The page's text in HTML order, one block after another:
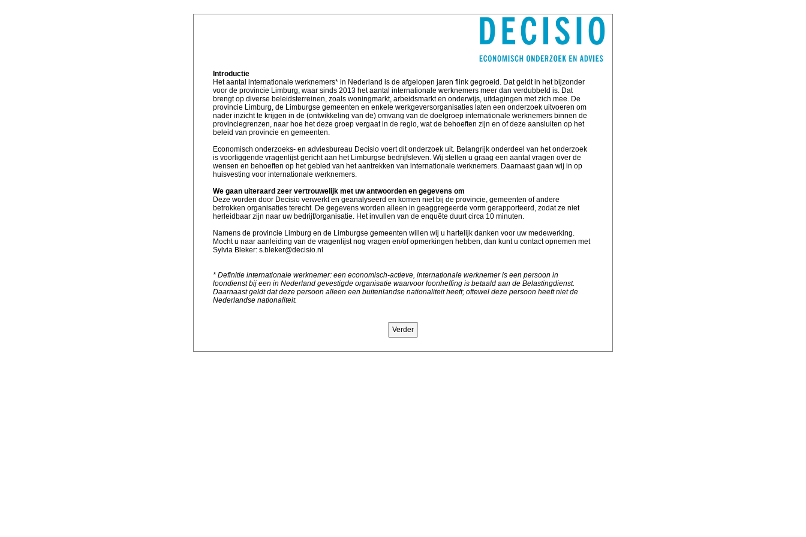
Introductie
Het aantal internationale werknemers* in Nederland is de afgelopen jaren flink gegroeid. Dat geldt in het bijzonder
voor de provincie Limburg, waar sinds 2013 het aantal internationale werknemers meer dan verdubbeld is. Dat
brengt op diverse beleidsterreinen, zoals woningmarkt, arbeidsmarkt en onderwijs, uitdagingen met zich mee. De
provincie Limburg, de Limburgse gemeenten en enkele werkgeversorganisaties laten een onderzoek uitvoeren om
nader inzicht te krijgen in de (ontwikkeling van de) omvang van de doelgroep internationale werknemers binnen de
provinciegrenzen, naar hoe het deze groep vergaat in de regio, wat de behoeften zijn en of deze aansluiten op het
beleid van provincie en gemeenten.
Economisch onderzoeks- en adviesbureau Decisio voert dit onderzoek uit. Belangrijk onderdeel van het onderzoek
is voorliggende vragenlijst gericht aan het Limburgse bedrijfsleven. Wij stellen u graag een aantal vragen over de
wensen en behoeften op het gebied van het aantrekken van internationale werknemers. Daarnaast gaan wij in op
huisvesting voor internationale werknemers.
We gaan uiteraard zeer vertrouwelijk met uw antwoorden en gegevens om
Deze worden door Decisio verwerkt en geanalyseerd en komen niet bij de provincie, gemeenten of andere
betrokken organisaties terecht. De gegevens worden alleen in geaggregeerde vorm gerapporteerd, zodat ze niet
herleidbaar zijn naar uw bedrijf/organisatie. Het invullen van de enquête duurt circa 10 minuten.
Namens de provincie Limburg en de Limburgse gemeenten willen wij u hartelijk danken voor uw medewerking.
Mocht u naar aanleiding van de vragenlijst nog vragen en/of opmerkingen hebben, dan kunt u contact opnemen met
Sylvia Bleker: s.bleker@decisio.nl
* Definitie internationale werknemer: een economisch-actieve, internationale werknemer is een persoon in
loondienst bij een in Nederland gevestigde organisatie waarvoor loonheffing is betaald aan de Belastingdienst.
Daarnaast geldt dat deze persoon alleen een buitenlandse nationaliteit heeft; oftewel deze persoon heeft niet de
Nederlandse nationaliteit.
Verder